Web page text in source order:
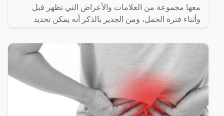
معها مجموعة من العلامات والأعراض التي تظهر قبل
وأثناء فترة الحمل، ومن الجدير بالذكر أنه يمكن تحديد